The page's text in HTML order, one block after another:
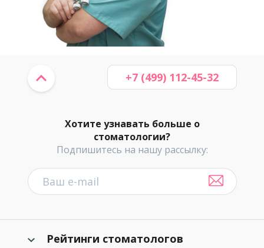
Хотите узнавать больше о
стоматологии?
Подпишитесь на нашу рассылку:
+7 (499) 112-45-32
Рейтинги стоматологов